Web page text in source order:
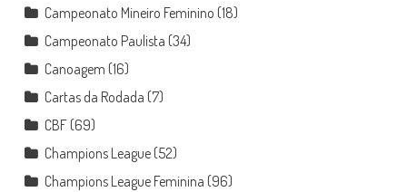
Campeonato Mineiro Feminino (18)
Campeonato Paulista (34)
Canoagem (16)
Cartas da Rodada (7)
CBF(69)
Champions League(52)
Champions League Feminina (96)